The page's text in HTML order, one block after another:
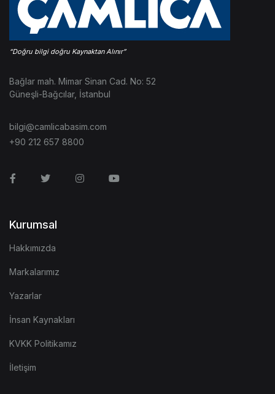
Bağlar mah. Mimar Sinan Cad. No: 52
Güneşli-Bağcılar, İstanbul
bilgi@camlicabasim.com
+90 212 657 8800
FacebookTwitterInstagramYoutube
Kurumsal
Hakkımızda
Markalarımız
Yazarlar
İnsan Kaynakları
KVKK Politikamız
İletişim